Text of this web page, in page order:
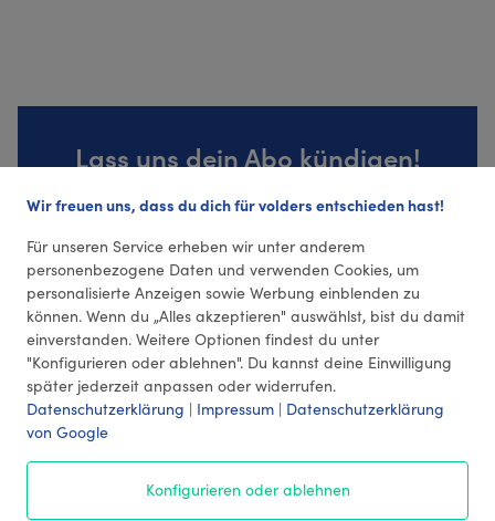
Lass uns dein Abo kündigen!
Wir freuen uns, dass du dich für volders entschieden hast!
Für unseren Service erheben wir unter anderem
personenbezogene Daten und verwenden Cookies, um
personalisierte Anzeigen sowie Werbung einblenden zu
können. Wenn du „Alles akzeptieren" auswählst, bist du damit
einverstanden. Weitere Optionen findest du unter
"Konfigurieren oder ablehnen". Du kannst deine Einwilligung
später jederzeit anpassen oder widerrufen.
Datenschutzerklärung | Impressum | Datenschutzerklärung
von Google
Konfigurieren oder ablehnen